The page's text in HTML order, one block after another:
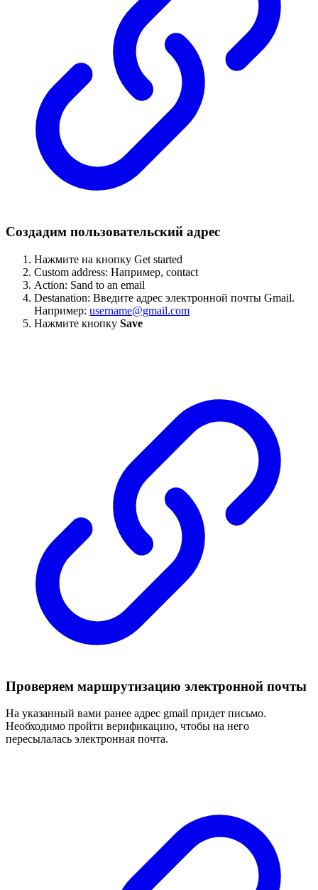
Создадим пользовательский адрес
Нажмите на кнопку Get started
Custom address: Например, contact
Action: Sand to an email
Destanation: Введите адрес электронной почты Gmail.
Например: username@gmail.com
Нажмите кнопку Save
Проверяем маршрутизацию электронной почты
На указанный вами ранее адрес gmail придет письмо.
Необходимо пройти верификацию, чтобы на него
пересылалась электронная почта.